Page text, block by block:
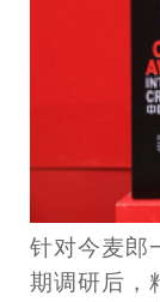
针对今麦郎
期调研后，